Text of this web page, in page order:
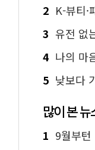
2 K-뷰티·패션
3 유전 없는 나
4 나의 마음을
5 낮보다 기대
많이 본 뉴
1 9월부턴 '기